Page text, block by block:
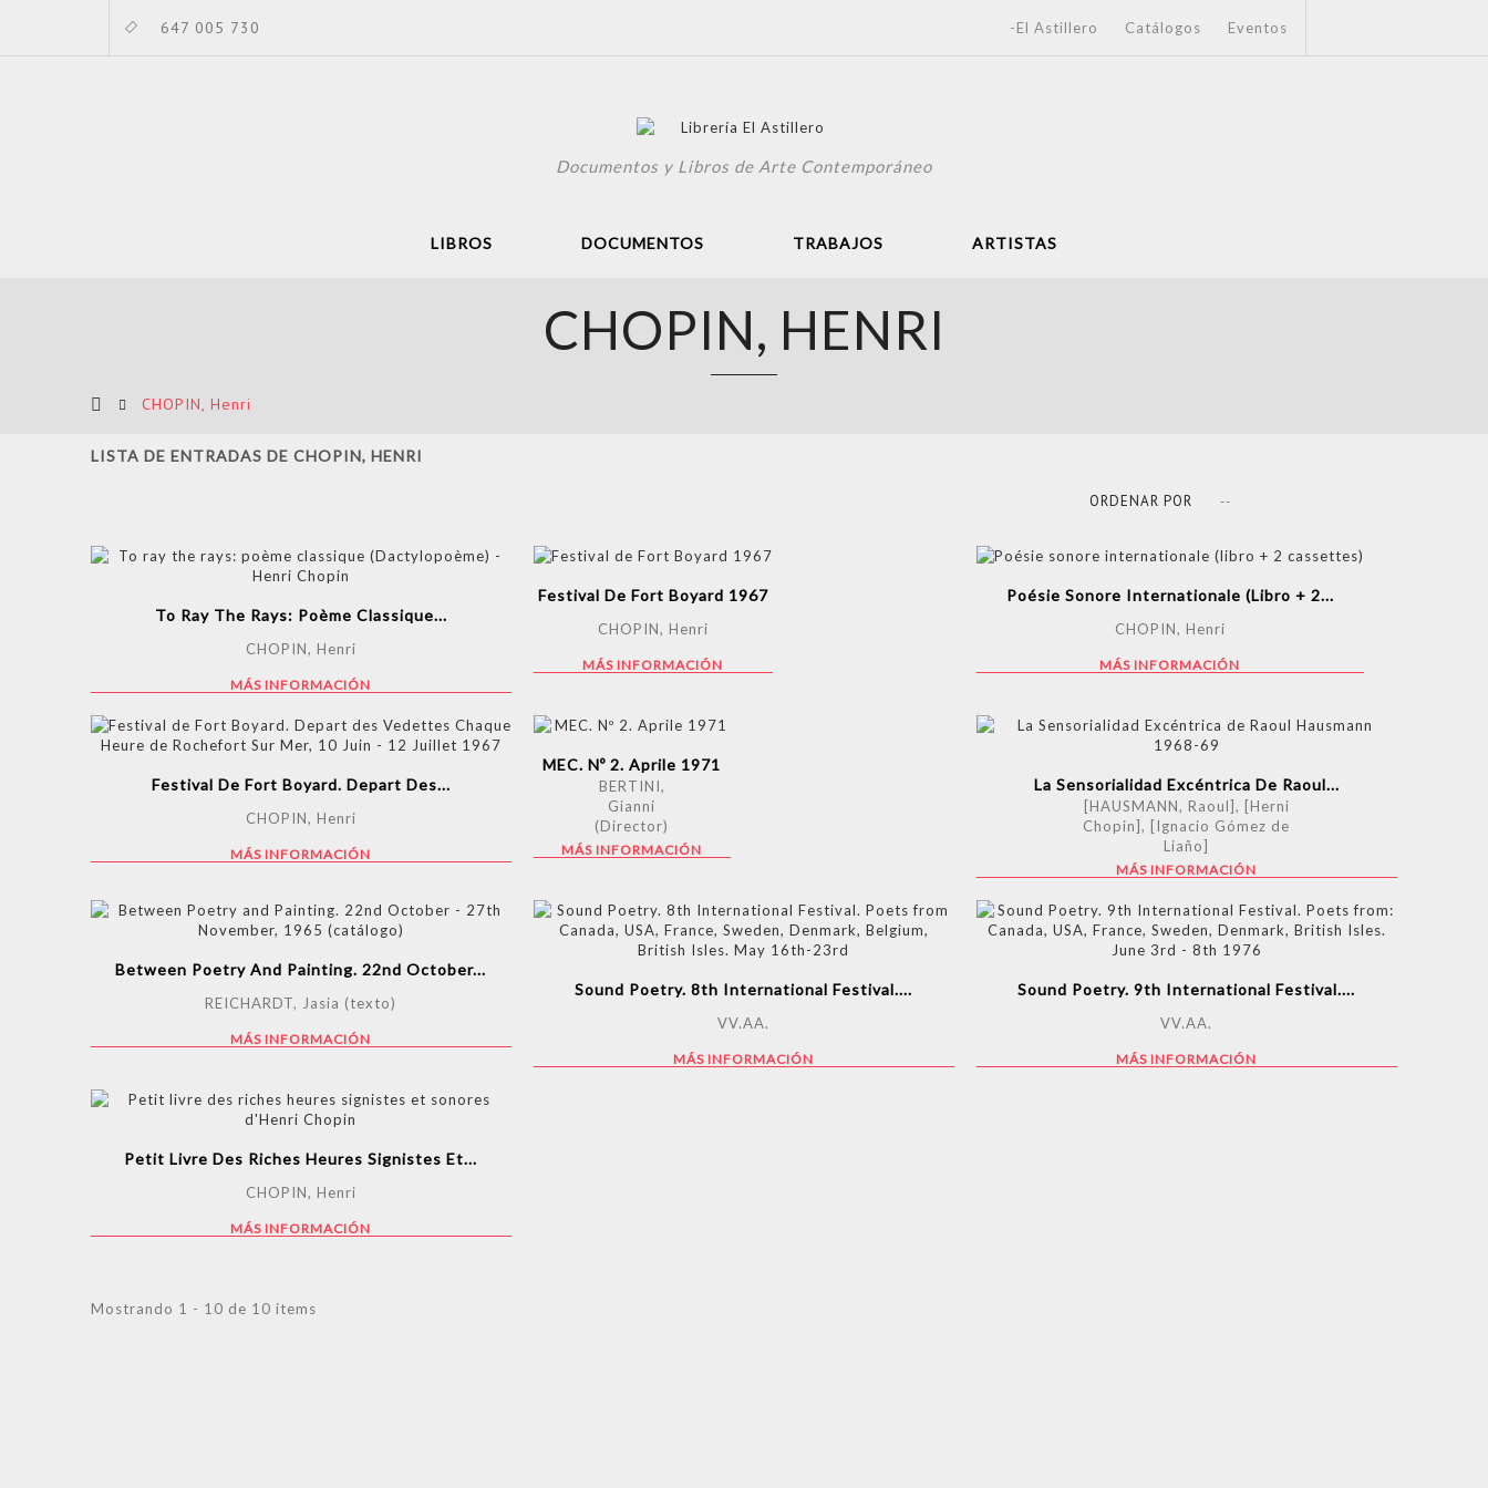
647 005 730 -El Astillero Catálogos Eventos
Documentos y Libros de Arte Contemporáneo
LIBROS DOCUMENTOS TRABAJOS ARTISTAS
CHOPIN, HENRI
CHOPIN, Henri
LISTA DE ENTRADAS DE CHOPIN, HENRI
ORDENAR POR --
To Ray The Rays: Poème Classique...
CHOPIN, Henri
MÁS INFORMACIÓN
Festival De Fort Boyard 1967
CHOPIN, Henri
MÁS INFORMACIÓN
Poésie Sonore Internationale (libro + 2...
CHOPIN, Henri
MÁS INFORMACIÓN
Festival De Fort Boyard. Depart Des...
CHOPIN, Henri
MÁS INFORMACIÓN
MEC. Nº 2. Aprile 1971
BERTINI,
Gianni
(Director)
MÁS INFORMACIÓN
La Sensorialidad Excéntrica De Raoul...
[HAUSMANN, Raoul], [Herni
Chopin], [Ignacio Gómez de
Liaño]
MÁS INFORMACIÓN
Between Poetry And Painting. 22nd October...
REICHARDT, Jasia (texto)
MÁS INFORMACIÓN
Sound Poetry. 8th International Festival....
VV.AA.
MÁS INFORMACIÓN
Sound Poetry. 9th International Festival....
VV.AA.
MÁS INFORMACIÓN
Petit Livre Des Riches Heures Signistes Et...
CHOPIN, Henri
MÁS INFORMACIÓN
Mostrando 1 - 10 de 10 items